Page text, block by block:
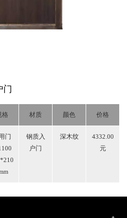
门
格 材质 颜色 价格
门
钢质入
户门
深木纹
4332.00
元